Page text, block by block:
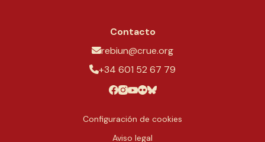
Contacto
rebiun@crue.org
+34 601 52 67 79
Configuración de cookies
Aviso legal